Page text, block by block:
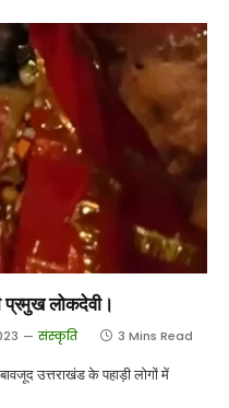
प्रमुख लोकदेवी।
संस्कृति 3 Mins Read
उत्तराखंड के पहाड़ी लोगों में